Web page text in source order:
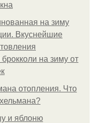
на зиму
Вкуснейшие
на зиму от
отопления. Что
и яблоню